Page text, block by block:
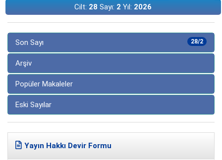
Cilt: 28 Sayı: 2 Yıl: 2026
28/2
Son Sayı
Arşiv
Popüler Makaleler
Eski Sayılar
Yayın Hakkı Devir Formu